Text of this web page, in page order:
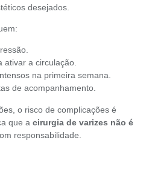
desejados.
ativar a circulação.
na primeira semana.
de acompanhamento.
o risco de complicações é
que a cirurgia de varizes não é
responsabilidade.